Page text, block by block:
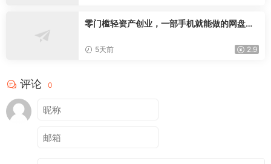
零门槛轻资产创业，一部手机就能做的网盘拉
5天前 2.9
评论 0